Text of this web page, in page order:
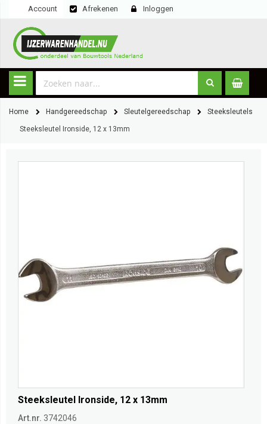
Account Afrekenen Inloggen
Home Handgereedschap Sleutelgereedschap Steeksleutels
Steeksleutel Ironside, 12 x 13mm
Steeksleutel Ironside, 12 x 13mm
Art.nr. 3742046